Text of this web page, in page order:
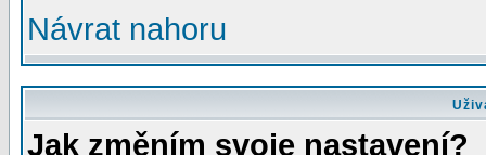
Návrat nahoru
Jak změním svoje nastavení?